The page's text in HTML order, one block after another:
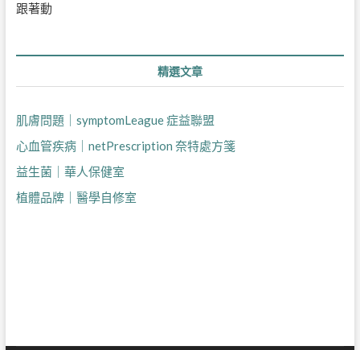
跟著動
精選文章
肌膚問題｜symptomLeague 症益聯盟
心血管疾病｜netPrescription 奈特處方箋
益生菌｜華人保健室
植體品牌｜醫學自修室